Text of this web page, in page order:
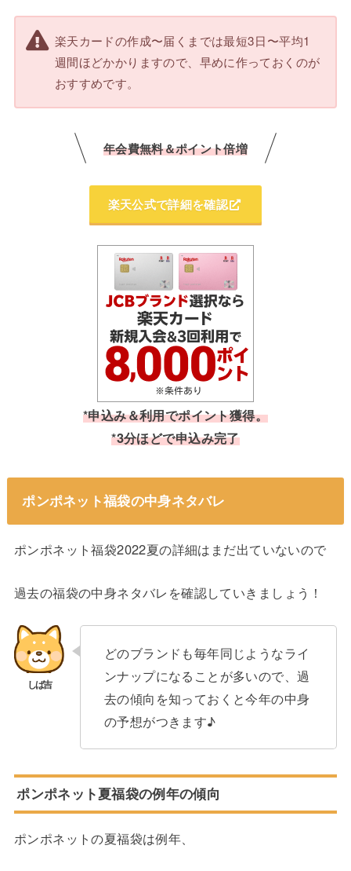
楽天カードの作成〜届くまでは最短3日〜平均1
週間ほどかかりますので、早めに作っておくのが
おすすめです。
年会費無料＆ポイント倍増
楽天公式で詳細を確認
*申込み＆利用でポイント獲得。
*3分ほどで申込み完了
ポンポネット福袋の中身ネタバレ
ポンポネット福袋2022夏の詳細はまだ出ていないので
過去の福袋の中身ネタバレを確認していきましょう！
どのブランドも毎年同じようなライ
ンナップになることが多いので、過
去の傾向を知っておくと今年の中身
の予想がつきます♪
ポンポネット夏福袋の例年の傾向
ポンポネットの夏福袋は例年、